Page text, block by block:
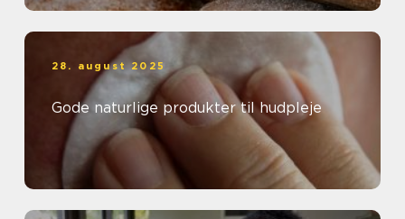
28. august 2025
Gode naturlige produkter til hudpleje